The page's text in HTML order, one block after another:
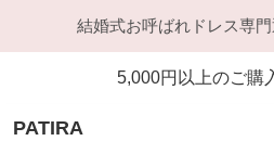
結婚式お呼ばれドレス専
5,000円以上のご購
PATIRA